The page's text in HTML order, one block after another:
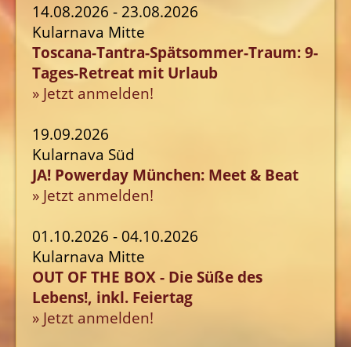
14.08.2026 - 23.08.2026
Kularnava Mitte
Toscana-Tantra-Spätsommer-Traum: 9-
Tages-Retreat mit Urlaub
» Jetzt anmelden!
19.09.2026
Kularnava Süd
JA! Powerday München: Meet & Beat
» Jetzt anmelden!
01.10.2026 - 04.10.2026
Kularnava Mitte
OUT OF THE BOX - Die Süße des
Lebens!, inkl. Feiertag
» Jetzt anmelden!